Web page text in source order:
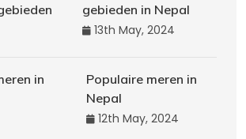
gebieden in Nepal
13th May, 2024
Populaire meren in
Nepal
12th May, 2024